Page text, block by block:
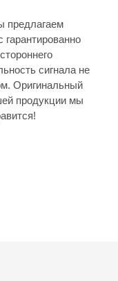
предлагаем
гарантированно
сигнала не
Оригинальный
продукции мы